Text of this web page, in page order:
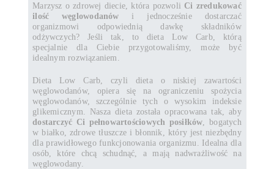
Marzysz o zdrowej diecie, która pozwoli Ci zredukować
ilość węglowodanów i jednocześnie dostarczać
organizmowi odpowiednią dawkę składników
odżywczych? Jeśli tak, to dieta Low Carb, którą
specjalnie dla Ciebie przygotowaliśmy, może być
idealnym rozwiązaniem.
Dieta Low Carb, czyli dieta o niskiej zawartości
węglowodanów, opiera się na ograniczeniu spożycia
węglowodanów, szczególnie tych o wysokim indeksie
glikemicznym. Nasza dieta została opracowana tak, aby
dostarczyć Ci pełnowartościowych posiłków , bogatych
w białko, zdrowe tłuszcze i błonnik, który jest niezbędny
dla prawidłowego funkcjonowania organizmu. Idealna dla
osób, które chcą schudnąć, a mają nadwrażliwość na
węglowodany.